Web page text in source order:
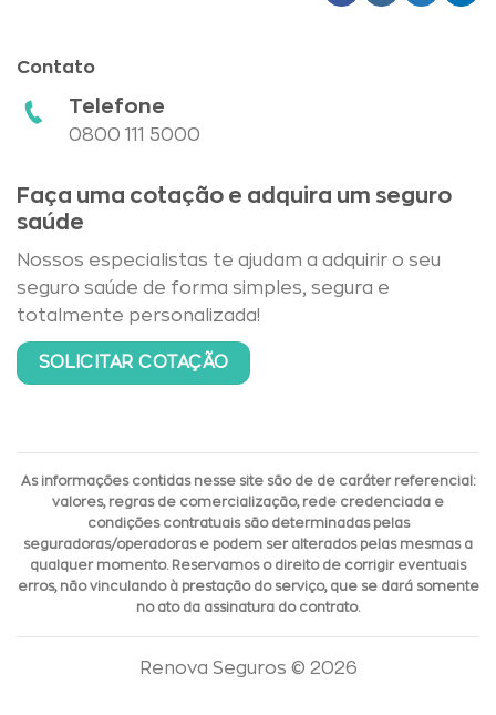
Contato
Telefone
0800 111 5000
Faça uma cotação e adquira um seguro
saúde
Nossos especialistas te ajudam a adquirir o seu
seguro saúde de forma simples, segura e
totalmente personalizada!
SOLICITAR COTAÇÃO
As informações contidas nesse site são de de caráter referencial:
valores, regras de comercialização, rede credenciada e
condições contratuais são determinadas pelas
seguradoras/operadoras e podem ser alterados pelas mesmas a
qualquer momento. Reservamos o direito de corrigir eventuais
erros, não vinculando à prestação do serviço, que se dará somente
no ato da assinatura do contrato.
Renova Seguros © 2026